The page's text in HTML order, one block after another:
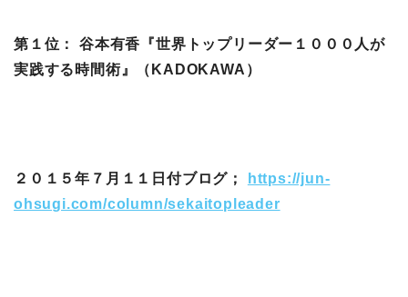
第１位： 谷本有香『世界トップリーダー１０００人が
実践する時間術』（KADOKAWA）
２０１５年７月１１日付ブログ；
https://jun-
ohsugi.com/column/sekaitopleader